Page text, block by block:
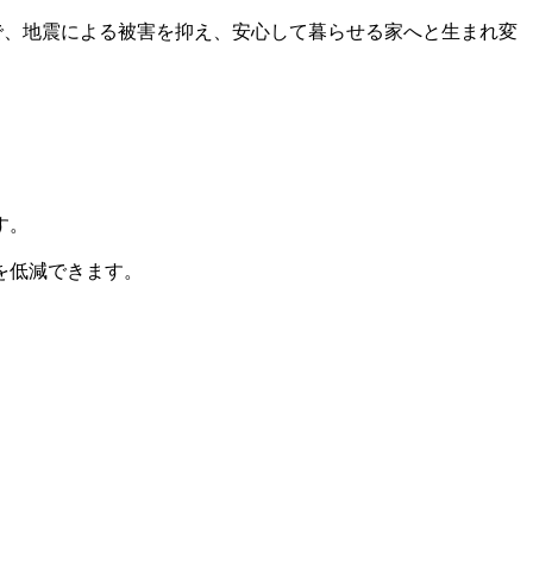
地震による被害を抑え、安心して暮らせる家へと生まれ変
減できます。